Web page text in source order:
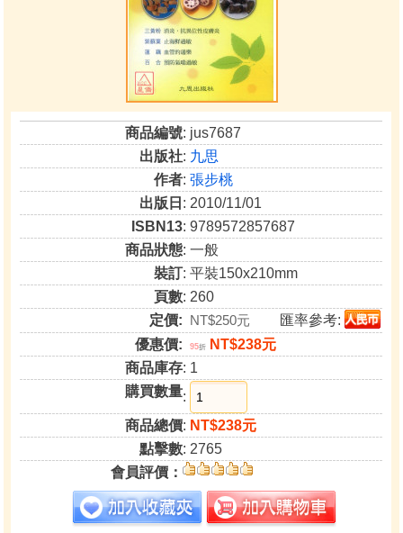
商品編號: jus7687
出版社: 九思
作者:張步桃
出版日 : 2010/11/01
ISBN13: 9789572857687
商品狀態: 一般
裝訂: 平裝150x210mm
頁數: 260
定價: NT$250元
匯率參考:
優惠價:
95折
NT$238元
商品庫存: 1
購買數量:
商品總價: NT$238元
點擊數: 2765
會員評價：